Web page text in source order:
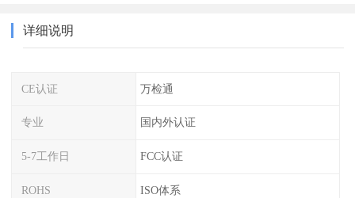
详细说明
CE认证 万检通
专业 国内外认证
5-7工作日 FCC认证
ROHS ISO体系